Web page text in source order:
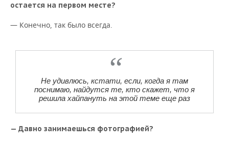
остается на первом месте?
— Конечно, так было всегда.
Не удивлюсь, кстати, если, когда я там
поснимаю, найдутся те, кто скажет, что я
решила хайпануть на этой теме еще раз
— Давно занимаешься фотографией?